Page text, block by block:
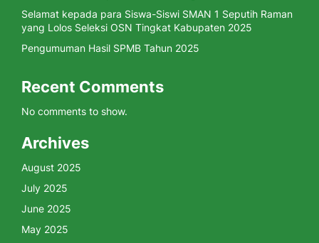
Selamat kepada para Siswa-Siswi SMAN 1 Seputih Raman
yang Lolos Seleksi OSN Tingkat Kabupaten 2025
Pengumuman Hasil SPMB Tahun 2025
Recent Comments
No comments to show.
Archives
August 2025
July 2025
June 2025
May 2025